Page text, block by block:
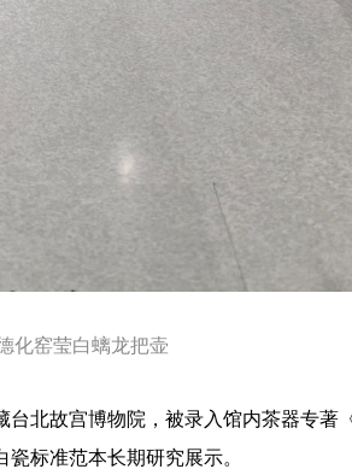
化窑莹白螭龙把壶
北故宫博物院，被录入馆内茶器专著
标准范本长期研究展示。